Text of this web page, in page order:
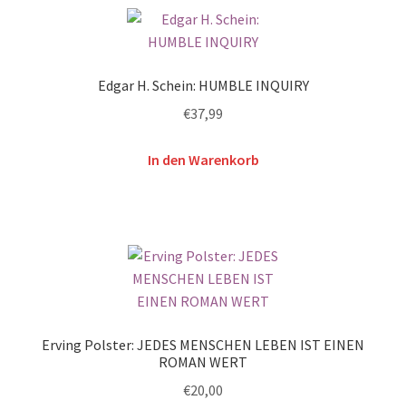
Edgar H. Schein: HUMBLE INQUIRY
€37,99
In den Warenkorb
Erving Polster: JEDES MENSCHEN LEBEN IST EINEN
ROMAN WERT
€20,00